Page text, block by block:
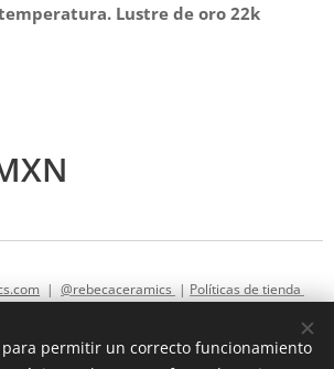
Lustre de oro 22k
| @rebecaceramics | Políticas de tienda
para permitir un correcto funcionamiento